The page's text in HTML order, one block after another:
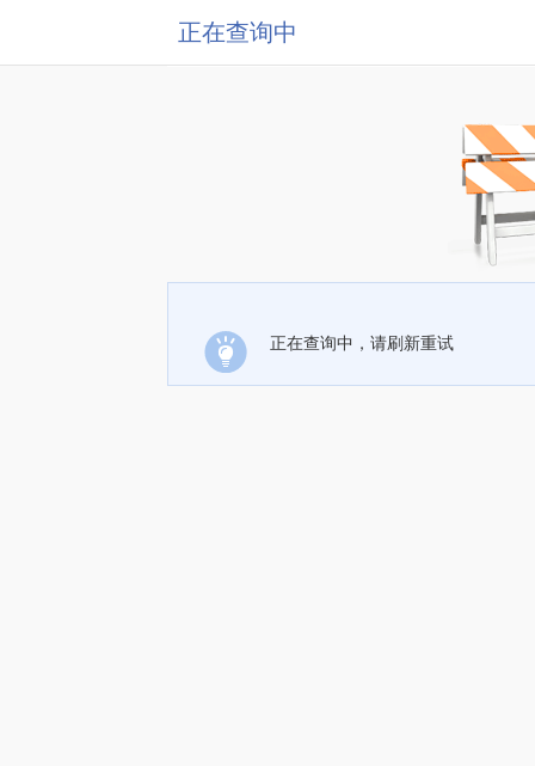
正在查询中
正在查询中，请刷新重试